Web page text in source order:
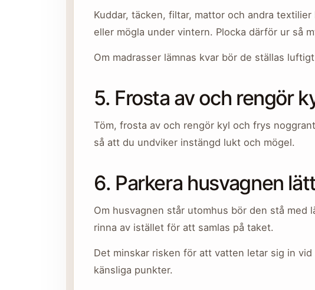
Kuddar, täcken, filtar, mattor och andra
eller mögla under vintern. Plocka därför ur så
Om madrasser lämnas kvar bör de ställas
5. Frosta av och rengör
Töm, frosta av och rengör kyl och frys
så att du undviker instängd lukt och mögel.
6. Parkera husvagnen
Om husvagnen står utomhus bör den stå med
rinna av istället för att samlas på taket.
Det minskar risken för att vatten letar sig in
känsliga punkter.